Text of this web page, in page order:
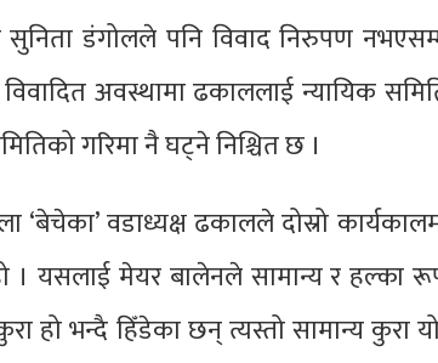
डंगोलले पनि विवाद निरुपण
विवादित अवस्थामा ढकाललाई न्यायिक
गरिमा नै घट्ने निश्चित छ ।
‘बेचेका’ वडाध्यक्ष ढकालले दोस्रो
। यसलाई मेयर बालेनले सामान्य र हल्का
हो भन्दै हिँडेका छन् त्यस्तो सामान्य कुरा